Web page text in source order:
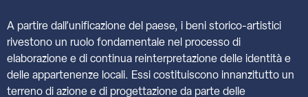
A partire dall’unificazione del paese, i beni storico-artistici
rivestono un ruolo fondamentale nel processo di
elaborazione e di continua reinterpretazione delle identità e
delle appartenenze locali. Essi costituiscono innanzitutto un
terreno di azione e di progettazione da parte delle